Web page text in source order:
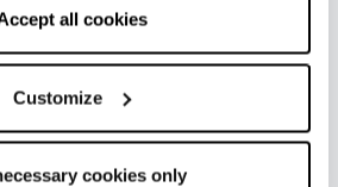
the website will be used.
all cookies
Customize
cookies only